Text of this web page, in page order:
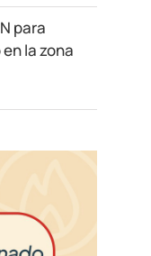
para
la zona